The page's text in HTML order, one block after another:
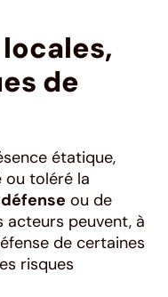
de
étatique,
ou toléré la
ou de
acteurs peuvent, à
de certaines
risques